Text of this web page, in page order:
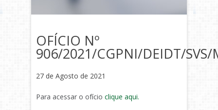
OFÍCIO Nº
906/2021/CGPNI/DEIDT/SVS/
27 de Agosto de 2021
Para acessar o ofício clique aqui.